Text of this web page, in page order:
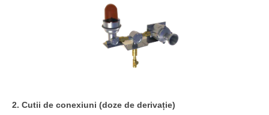
2. Cutii de conexiuni (doze de derivație)